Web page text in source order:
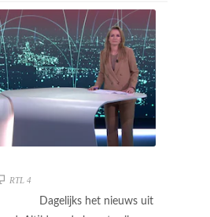
RTL 4
Dagelijks het nieuws uit